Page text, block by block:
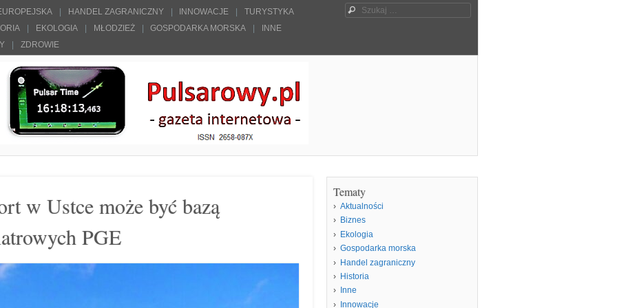
HANDEL ZAGRANICZNY INNOWACJE
TURYSTYKA
EKOLOGIA MŁODZIEŻ GOSPODARKA MORSKA
INNE
ZDROWIE
Szukaj
w Ustce może być bazą
PGE
Tematy
Aktualności
Biznes
Ekologia
Gospodarka morska
Handel zagraniczny
Historia
Inne
Innowacje